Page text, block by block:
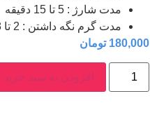
مدت شارژ : 5 تا 15 دقیقه
مدت گرم نگه داشتن : 2 تا 8 ساعت
180,000 تومان
افزودن به سبد خرید